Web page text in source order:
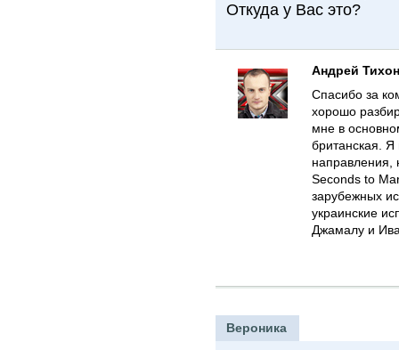
Откуда у Вас это?
Андрей
Спасибо за
хорошо
мне в
британская. Я
направления,
Seconds to
зарубежных
украинские
Джамалу и
Вероника